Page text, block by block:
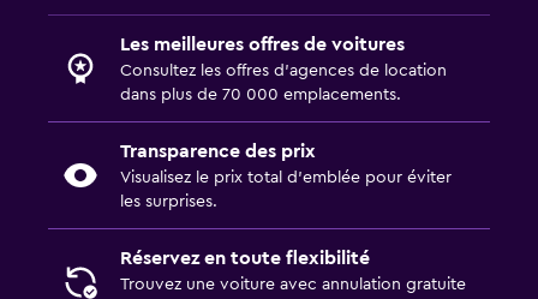
Les meilleures offres de voitures
Consultez les offres d’agences de location
dans plus de 70 000 emplacements.
Transparence des prix
Visualisez le prix total d’emblée pour éviter
les surprises.
Réservez en toute flexibilité
Trouvez une voiture avec annulation gratuite